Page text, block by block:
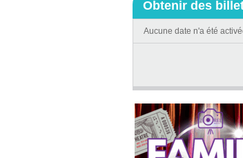
Obtenir des
Aucune date n'a été